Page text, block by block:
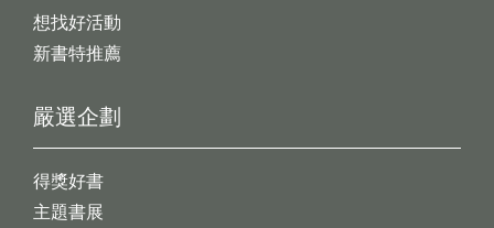
想找好活動
新書特推薦
嚴選企劃
得獎好書
主題書展